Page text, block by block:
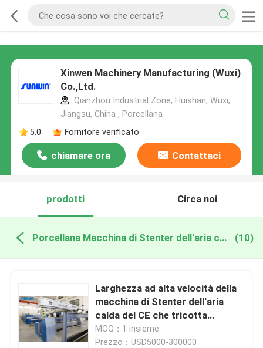
Xinwen Machinery Manufacturing (Wuxi)
Co.,Ltd.
Qianzhou Industrial Zone, Huishan, Wuxi,
Jiangsu, China , Porcellana
5.0
Fornitore verificato
chiamare ora Contattaci
prodotti Circa noi
Porcellana Macchina di Stenter dell'aria calda (10)
Larghezza ad alta velocità della
macchina di Stenter dell'aria
calda del CE che tricotta
tessuto che finisce 2400mm
MOQ：1 insieme
Prezzo：USD5000-300000